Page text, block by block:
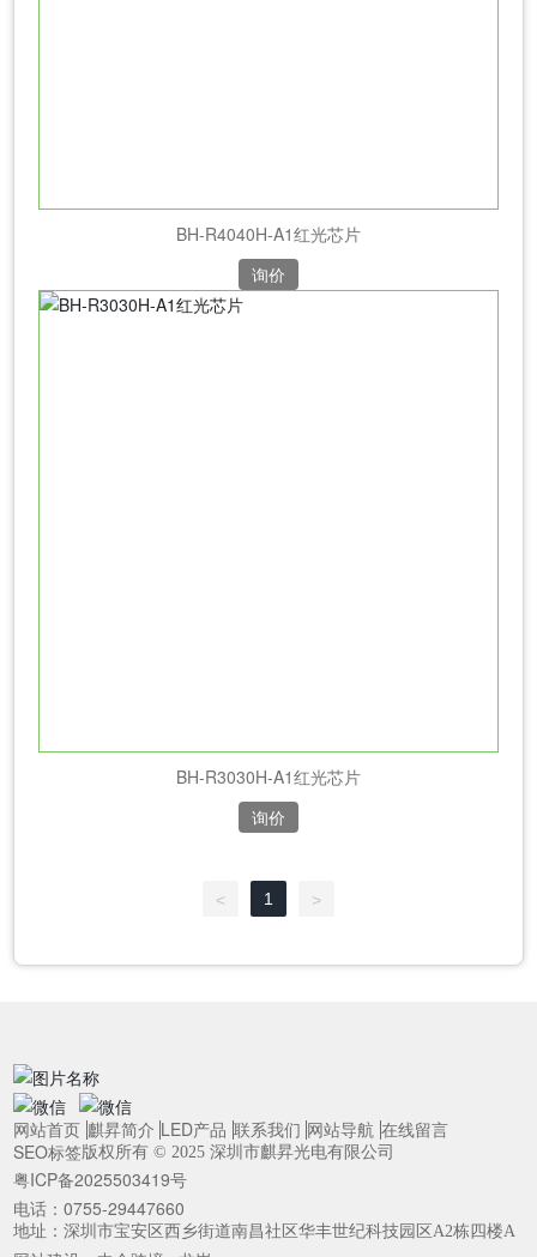
BH-R4040H-A1红光芯片
询价
BH-R3030H-A1红光芯片
询价
< 1 >
网站首页 麒昇简介 LED产品 联系我们 网站导航 在线留言
SEO标签版权所有 © 2025 深圳市麒昇光电有限公司
粤ICP备2025503419号
电话：0755-29447660
地址：深圳市宝安区西乡街道南昌社区华丰世纪科技园区A2栋四楼A